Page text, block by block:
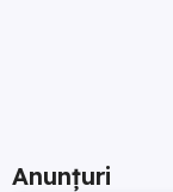
Anunțuri